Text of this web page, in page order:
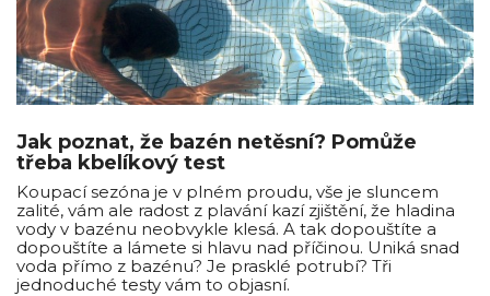
Jak poznat, že bazén netěsní? Pomůže
třeba kbelíkový test
Koupací sezóna je v plném proudu, vše je sluncem
zalité, vám ale radost z plavání kazí zjištění, že hladina
vody v bazénu neobvykle klesá. A tak dopouštíte a
dopouštíte a lámete si hlavu nad příčinou. Uniká snad
voda přímo z bazénu? Je prasklé potrubí? Tři
jednoduché testy vám to objasní.